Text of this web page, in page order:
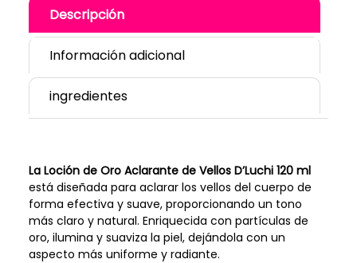
Descripción
Información adicional
ingredientes
La Loción de Oro Aclarante de Vellos D’Luchi 120 ml
está diseñada para aclarar los vellos del cuerpo de
forma efectiva y suave, proporcionando un tono
más claro y natural. Enriquecida con partículas de
oro, ilumina y suaviza la piel, dejándola con un
aspecto más uniforme y radiante.